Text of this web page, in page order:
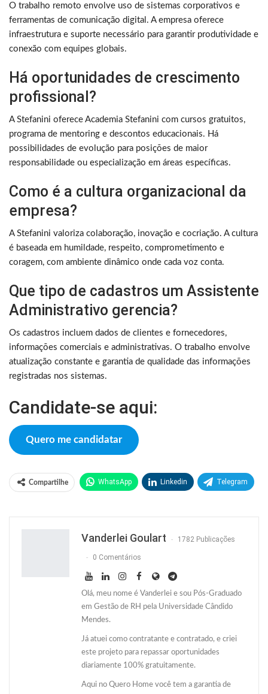
O trabalho remoto envolve uso de sistemas corporativos e
ferramentas de comunicação digital. A empresa oferece
infraestrutura e suporte necessário para garantir produtividade e
conexão com equipes globais.
Há oportunidades de crescimento
profissional?
A Stefanini oferece Academia Stefanini com cursos gratuitos,
programa de mentoring e descontos educacionais. Há
possibilidades de evolução para posições de maior
responsabilidade ou especialização em áreas específicas.
Como é a cultura organizacional da
empresa?
A Stefanini valoriza colaboração, inovação e cocriação. A cultura
é baseada em humildade, respeito, comprometimento e
coragem, com ambiente dinâmico onde cada voz conta.
Que tipo de cadastros um Assistente
Administrativo gerencia?
Os cadastros incluem dados de clientes e fornecedores,
informações comerciais e administrativas. O trabalho envolve
atualização constante e garantia de qualidade das informações
registradas nos sistemas.
Candidate-se aqui:
Quero me candidatar
Compartilhe WhatsApp Linkedin Telegram
Vanderlei Goulart 1782 Publicações
0 Comentários
Olá, meu nome é Vanderlei e sou Pós-Graduado
em Gestão de RH pela Universidade Cândido
Mendes.
Já atuei como contratante e contratado, e criei
este projeto para repassar oportunidades
diariamente 100% gratuitamente.
Aqui no Quero Home você tem a garantia de